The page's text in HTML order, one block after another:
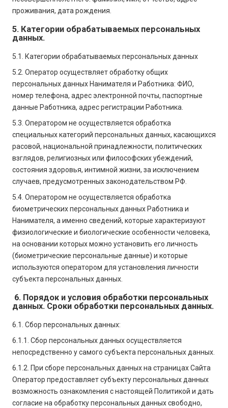
проживания, дата рождения.
5. Категории обрабатываемых персональных
данных.
5.1. Категории обрабатываемых персональных данных
5.2. Оператор осуществляет обработку общих
персональных данных Нанимателя и Работника: ФИО,
номер телефона, адрес электронной почты, паспортные
данные Работника, адрес регистрации Работника.
5.3. Оператором не осуществляется обработка
специальных категорий персональных данных, касающихся
расовой, национальной принадлежности, политических
взглядов, религиозных или философских убеждений,
состояния здоровья, интимной жизни, за исключением
случаев, предусмотренных законодательством РФ.
5.4. Оператором не осуществляется обработка
биометрических персональных данных Работника и
Нанимателя, а именно сведений, которые характеризуют
физиологические и биологические особенности человека,
на основании которых можно установить его личность
(биометрические персональные данные) и которые
используются оператором для установления личности
субъекта персональных данных.
6. Порядок и условия обработки персональных
данных. Сроки обработки персональных данных.
6.1. Сбор персональных данных:
6.1.1. Сбор персональных данных осуществляется
непосредственно у самого субъекта персональных данных.
6.1.2. При сборе персональных данных на страницах Сайта
Оператор предоставляет субъекту персональных данных
возможность ознакомления с настоящей Политикой и дать
согласие на обработку персональных данных свободно,